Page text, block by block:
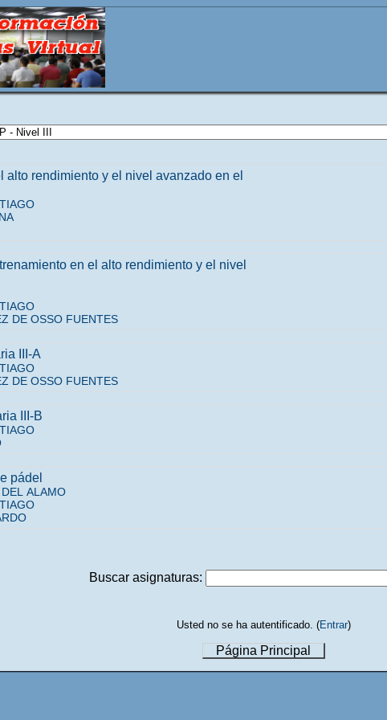
rendimiento y el nivel avanzado en el
en el alto rendimiento y el nivel
DE OSSO FUENTES
III-A
DE OSSO FUENTES
III-B
pádel
ALAMO
Buscar asignaturas:
Usted no se ha autentificado. (Entrar)
Página Principal